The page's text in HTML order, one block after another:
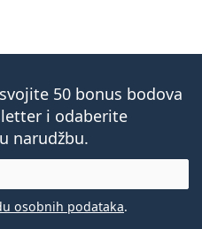
50 bonus bodova
i odaberite
narudžbu.
osobnih podataka.